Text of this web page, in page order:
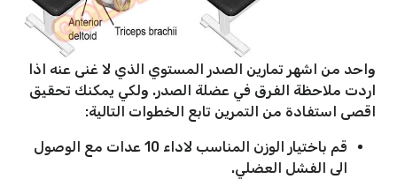
واحد من اشهر تمارين الصدر المستوي الذي لا غنى عنه اذا
اردت ملاحظة الفرق في عضلة الصدر. ولكي يمكنك تحقيق
اقصى استفادة من التمرين تابع الخطوات التالية:
قم باختيار الوزن المناسب لاداء 10 عدات مع الوصول
الى الفشل العضلي.